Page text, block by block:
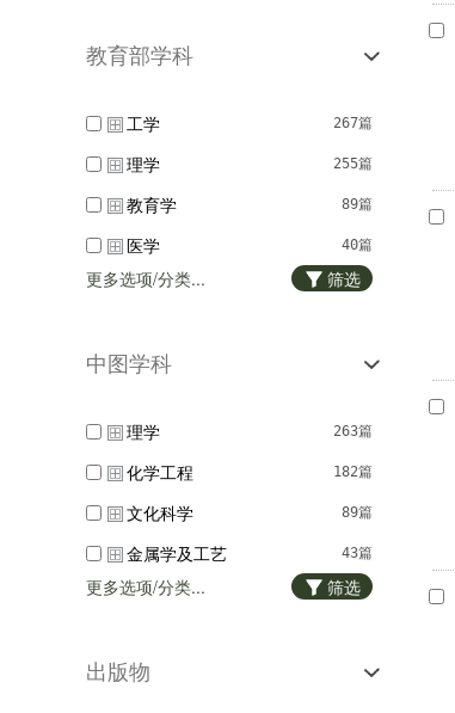
教育部学科
267篇
工学
255篇
理学
89篇
教育学
40篇
医学
33篇
农学
2篇
管理学
更多选项/分类... 筛选
中图学科
263篇
理学
182篇
化学工程
89篇
文化科学
43篇
金属学及工艺
35篇
一般工业技术
33篇
环境科学与工程
更多选项/分类... 筛选
出版物